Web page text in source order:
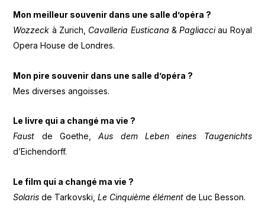
Mon meilleur souvenir dans une salle d’opéra ?
Wozzeck à Zurich, Cavalleria Eusticana &Pagliacciau Royal
Opera House de Londres.
Mon pire souvenir dans une salle d’opéra ?
Mes diverses angoisses.
Le livre qui a changé ma vie ?
Faust de Goethe,Aus dem Leben eines Taugenichts
d’Eichendorff.
Le film qui a changé ma vie ?
Solaris de Tarkovski,Le Cinquième élémentde Luc Besson.